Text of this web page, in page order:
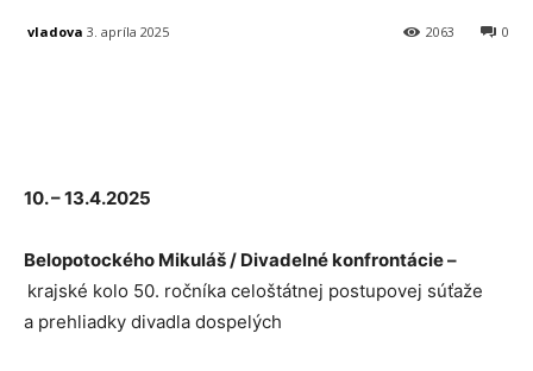
vladova 3. apríla 2025 0
2063
10. – 13.4.2025
Belopotockého Mikuláš / Divadelné konfrontácie –
krajské kolo 50. ročníka celoštátnej postupovej súťaže
a prehliadky divadla dospelých